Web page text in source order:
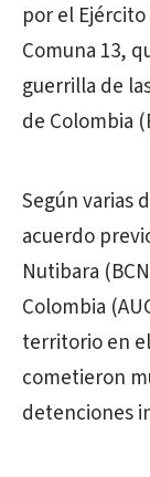
por el
Comuna 13,
guerrilla de
de Colombia
Según varias
acuerdo
Nutibara
Colombia
territorio en
cometieron
detenciones